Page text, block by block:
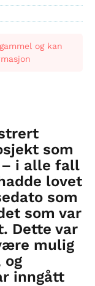
og kan
som
i alle fall
lovet
som
som var
Dette var
mulig
og
inngått